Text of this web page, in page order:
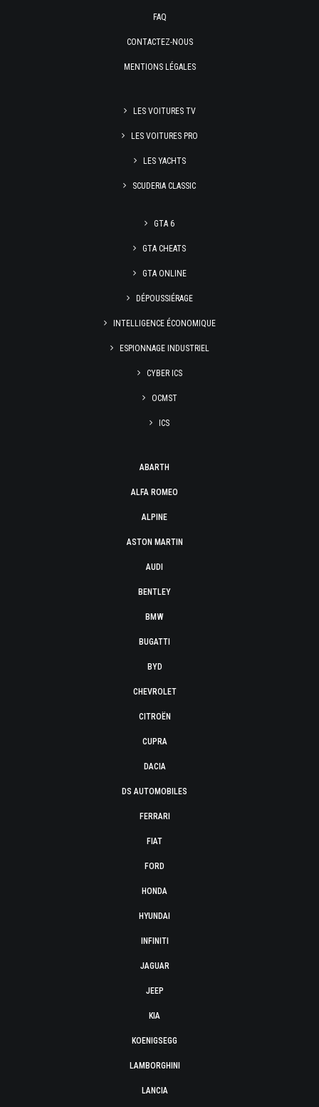
FAQ
CONTACTEZ-NOUS
MENTIONS LÉGALES
LES VOITURES TV
LES VOITURES PRO
LES YACHTS
SCUDERIA CLASSIC
GTA 6
GTA CHEATS
GTA ONLINE
DÉPOUSSIÉRAGE
INTELLIGENCE ÉCONOMIQUE
ESPIONNAGE INDUSTRIEL
CYBER ICS
OCMST
ICS
ABARTH
ALFA ROMEO
ALPINE
ASTON MARTIN
AUDI
BENTLEY
BMW
BUGATTI
BYD
CHEVROLET
CITROËN
CUPRA
DACIA
DS AUTOMOBILES
FERRARI
FIAT
FORD
HONDA
HYUNDAI
INFINITI
JAGUAR
JEEP
KIA
KOENIGSEGG
LAMBORGHINI
LANCIA